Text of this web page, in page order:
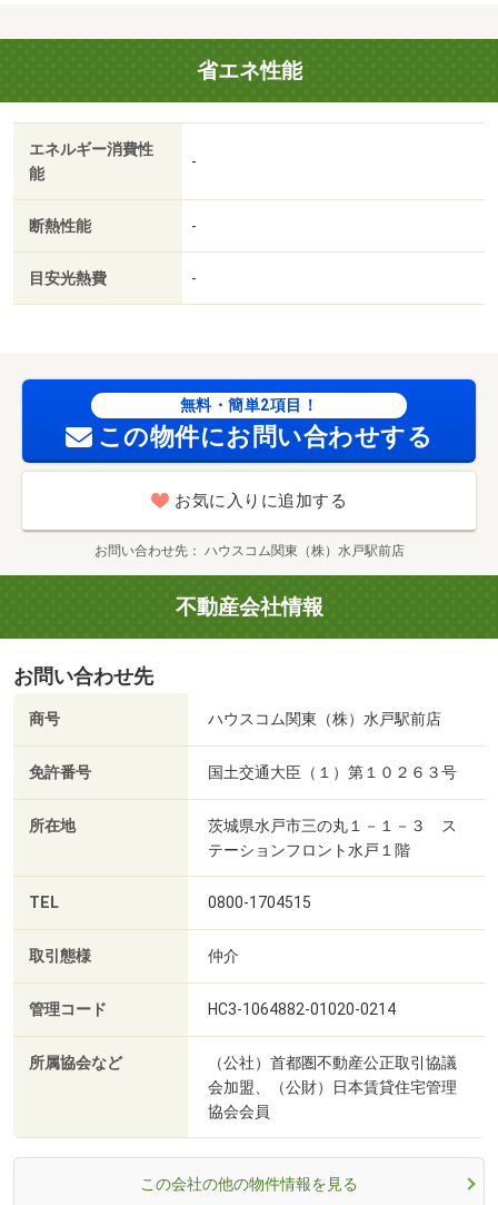
ン／オートバス／全居室洋室／保証人不要／単身者相談／
二人入居相談／全居室フローリング／エアコン２台／ネッ
ト使用料不要／浄水器／エアコン全室／床下収納／２×４
工法／２４時間換気システム／複層ガラス／学生相談／敷
地内ごみ置き場／全居室６畳以上／プロパンガス／洗面所
にドア／シャッター／ＢＳ／ＩＴ重説 対応物件／初期費
駅（その他）まで１２００ｍ／常陸大宮市役所（役所）ま
で１０００ｍ／ヨークベニマル（スーパー）まで１１００
ｍ／山新（ホームセンター）まで５００ｍ／ミニストップ
省エネ性能
エネルギー消費性
能
-
断熱性能 -
目安光熱費 -
無料・簡単2項目！
この物件にお問い合わせする
お気に入りに追加する
お問い合わせ先 ハウスコム関東（株）水戸駅前店
不動産会社情報
お問い合わせ先
商号 ハウスコム関東（株）水戸駅前店
免許番号 国土交通大臣（１）第１０２６３号
所在地
茨城県水戸市三の丸１－１－３ ス
テーションフロント水戸１階
TEL 0800-1704515
取引態様 仲介
管理コード HC3-1064882-01020-0214
所属協会など
（公社）首都圏不動産公正取引協議
会加盟、（公財）日本賃貸住宅管理
協会会員
この会社の他の物件情報を見る